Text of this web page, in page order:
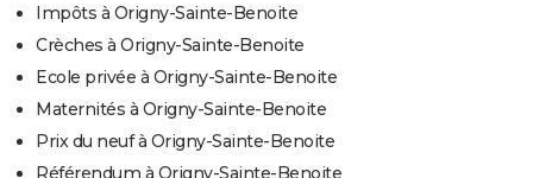
Impôts à Origny-Sainte-Benoite
Crèches à Origny-Sainte-Benoite
Ecole privée à Origny-Sainte-Benoite
Maternités à Origny-Sainte-Benoite
Prix du neuf à Origny-Sainte-Benoite
Référendum à Origny-Sainte-Benoite